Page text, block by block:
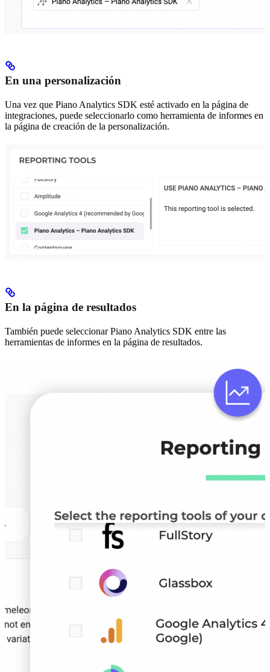
En una personalización
Una vez que Piano Analytics SDK esté activado en la página de
integraciones, puede seleccionarlo como herramienta de informes en
la página de creación de la personalización.
En la página de resultados
También puede seleccionar Piano Analytics SDK entre las
herramientas de informes en la página de resultados.